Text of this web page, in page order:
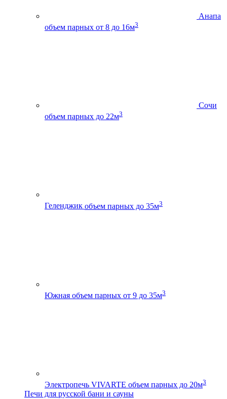
Анапа
объем парных от 8 до 16м3
Сочи
объем парных до 22м3
Геленджик объем парных до 35м3
Южная объем парных от 9 до 35м3
Электропечь VIVARTE объем парных до 20м3
Печи для русской бани и сауны